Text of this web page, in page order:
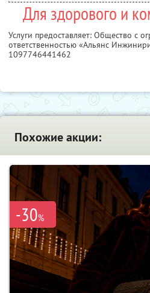
Для здорового и
Услуги предоставляет: Общество с
ответственностью «Альянс
1097746441462
Похожие акции:
-30%